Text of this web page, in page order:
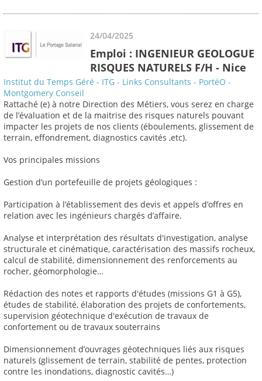
24/04/2025
Emploi : INGENIEUR GEOLOGUE
RISQUES NATURELS F/H - Nice
Institut du Temps Géré - ITG - Links Consultants - PortéO -
Montgomery Conseil
Rattaché (e) à notre Direction des Métiers, vous serez en charge
de l’évaluation et de la maitrise des risques naturels pouvant
impacter les projets de nos clients (éboulements, glissement de
terrain, effondrement, diagnostics cavités ,etc).
Vos principales missions
Gestion d’un portefeuille de projets géologiques :
Participation à l’établissement des devis et appels d’offres en
relation avec les ingénieurs chargés d’affaire.
Analyse et interprétation des résultats d'investigation, analyse
structurale et cinématique, caractérisation des massifs rocheux,
calcul de stabilité, dimensionnement des renforcements au
rocher, géomorphologie…
Rédaction des notes et rapports d'études (missions G1 à G5),
études de stabilité, élaboration des projets de confortements,
supervision géotechnique d'exécution de travaux de
confortement ou de travaux souterrains
Dimensionnement d’ouvrages géotechniques liés aux risques
naturels (glissement de terrain, stabilité de pentes, protection
contre les inondations, diagnostic cavités…)